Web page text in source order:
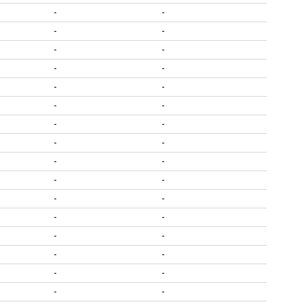
-
-
-
-
-
-
-
-
-
-
-
-
-
-
-
-
-
-
-
-
-
-
-
-
-
-
-
-
-
-
-
-